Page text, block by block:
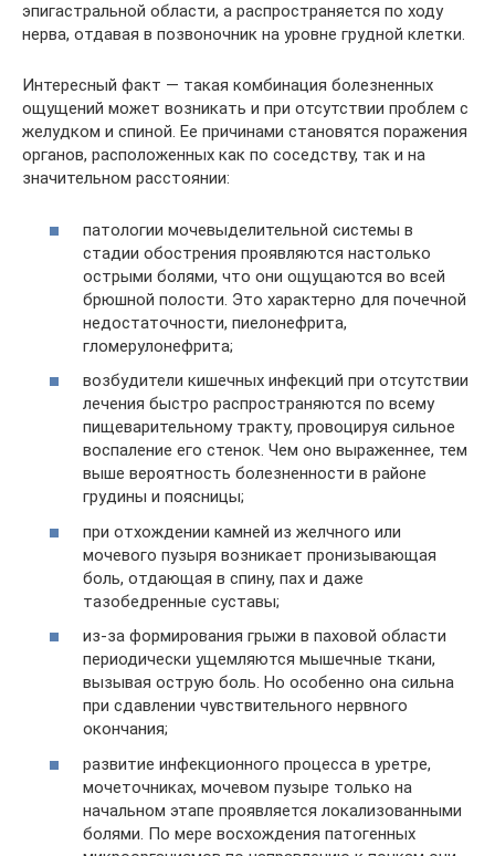
эпигастральной области, а распространяется по ходу
нерва, отдавая в позвоночник на уровне грудной клетки.
Интересный факт — такая комбинация болезненных
ощущений может возникать и при отсутствии проблем с
желудком и спиной. Ее причинами становятся поражения
органов, расположенных как по соседству, так и на
значительном расстоянии:
патологии мочевыделительной системы в
стадии обострения проявляются настолько
острыми болями, что они ощущаются во всей
брюшной полости. Это характерно для почечной
недостаточности, пиелонефрита,
гломерулонефрита;
возбудители кишечных инфекций при отсутствии
лечения быстро распространяются по всему
пищеварительному тракту, провоцируя сильное
воспаление его стенок. Чем оно выраженнее, тем
выше вероятность болезненности в районе
грудины и поясницы;
при отхождении камней из желчного или
мочевого пузыря возникает пронизывающая
боль, отдающая в спину, пах и даже
тазобедренные суставы;
из-за формирования грыжи в паховой области
периодически ущемляются мышечные ткани,
вызывая острую боль. Но особенно она сильна
при сдавлении чувствительного нервного
окончания;
развитие инфекционного процесса в уретре,
мочеточниках, мочевом пузыре только на
начальном этапе проявляется локализованными
болями. По мере восхождения патогенных